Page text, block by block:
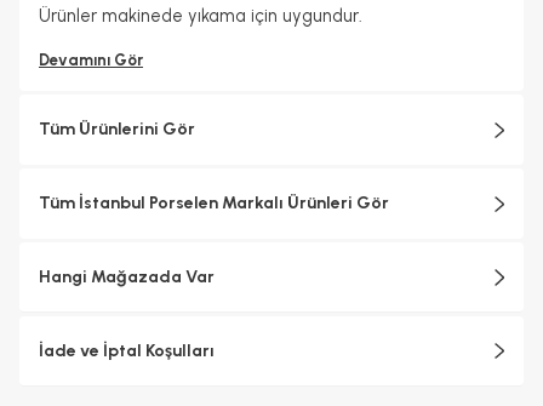
Ürünler makinede yıkama için uygundur.
Devamını Gör
Tüm Ürünlerini Gör
Tüm İstanbul Porselen Markalı Ürünleri Gör
Hangi Mağazada Var
İade ve İptal Koşulları